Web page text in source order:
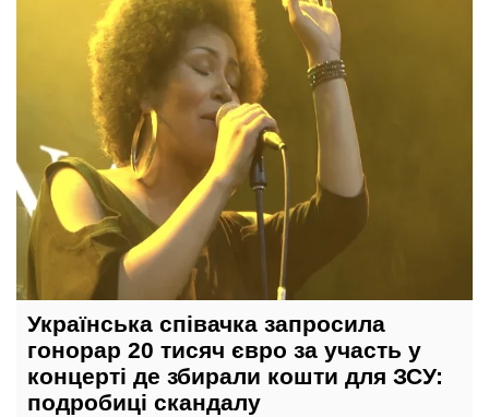
Українська співачка запросила
гонорар 20 тисяч євро за участь у
концерті де збирали кошти для ЗСУ:
подробиці скандалу